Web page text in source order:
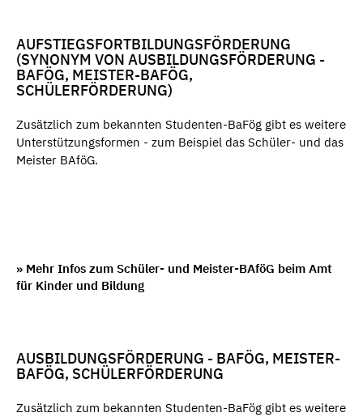
AUFSTIEGSFORTBILDUNGSFÖRDERUNG
(SYNONYM VON AUSBILDUNGSFÖRDERUNG -
BAFÖG, MEISTER-BAFÖG,
SCHÜLERFÖRDERUNG)
Zusätzlich zum bekannten Studenten-BaFög gibt es weitere
Unterstützungsformen - zum Beispiel das Schüler- und das
Meister BAföG.
» Mehr Infos zum Schüler- und Meister-BAföG beim Amt
für Kinder und Bildung
AUSBILDUNGSFÖRDERUNG - BAFÖG, MEISTER-
BAFÖG, SCHÜLERFÖRDERUNG
Zusätzlich zum bekannten Studenten-BaFög gibt es weitere